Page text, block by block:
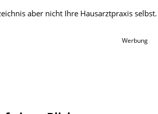
Werbung